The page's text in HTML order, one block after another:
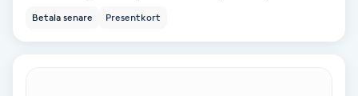
Betala senare Presentkort